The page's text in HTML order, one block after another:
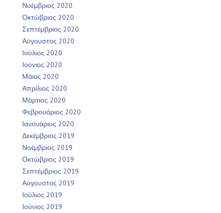
Νοέμβριος 2020
Οκτώβριος 2020
Σεπτέμβριος 2020
Αύγουστος 2020
Ιούλιος 2020
Ιούνιος 2020
Μάιος 2020
Απρίλιος 2020
Μάρτιος 2020
Φεβρουάριος 2020
Ιανουάριος 2020
Δεκέμβριος 2019
Νοέμβριος 2019
Οκτώβριος 2019
Σεπτέμβριος 2019
Αύγουστος 2019
Ιούλιος 2019
Ιούνιος 2019